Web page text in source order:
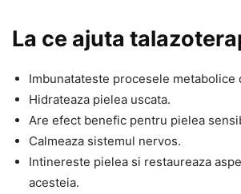
La ce ajuta
Imbunatateste procesele metabolice
Hidrateaza pielea uscata.
Are efect benefic pentru pielea
Calmeaza sistemul nervos.
Intinereste pielea si restaureaza
acesteia.